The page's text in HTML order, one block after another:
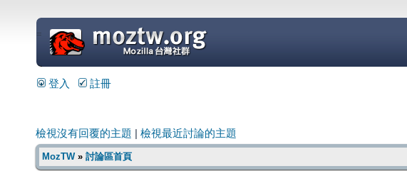
=
登入 註冊
檢視沒有回覆的主題 檢視最近討論的主題
MozTW» 討論區首頁